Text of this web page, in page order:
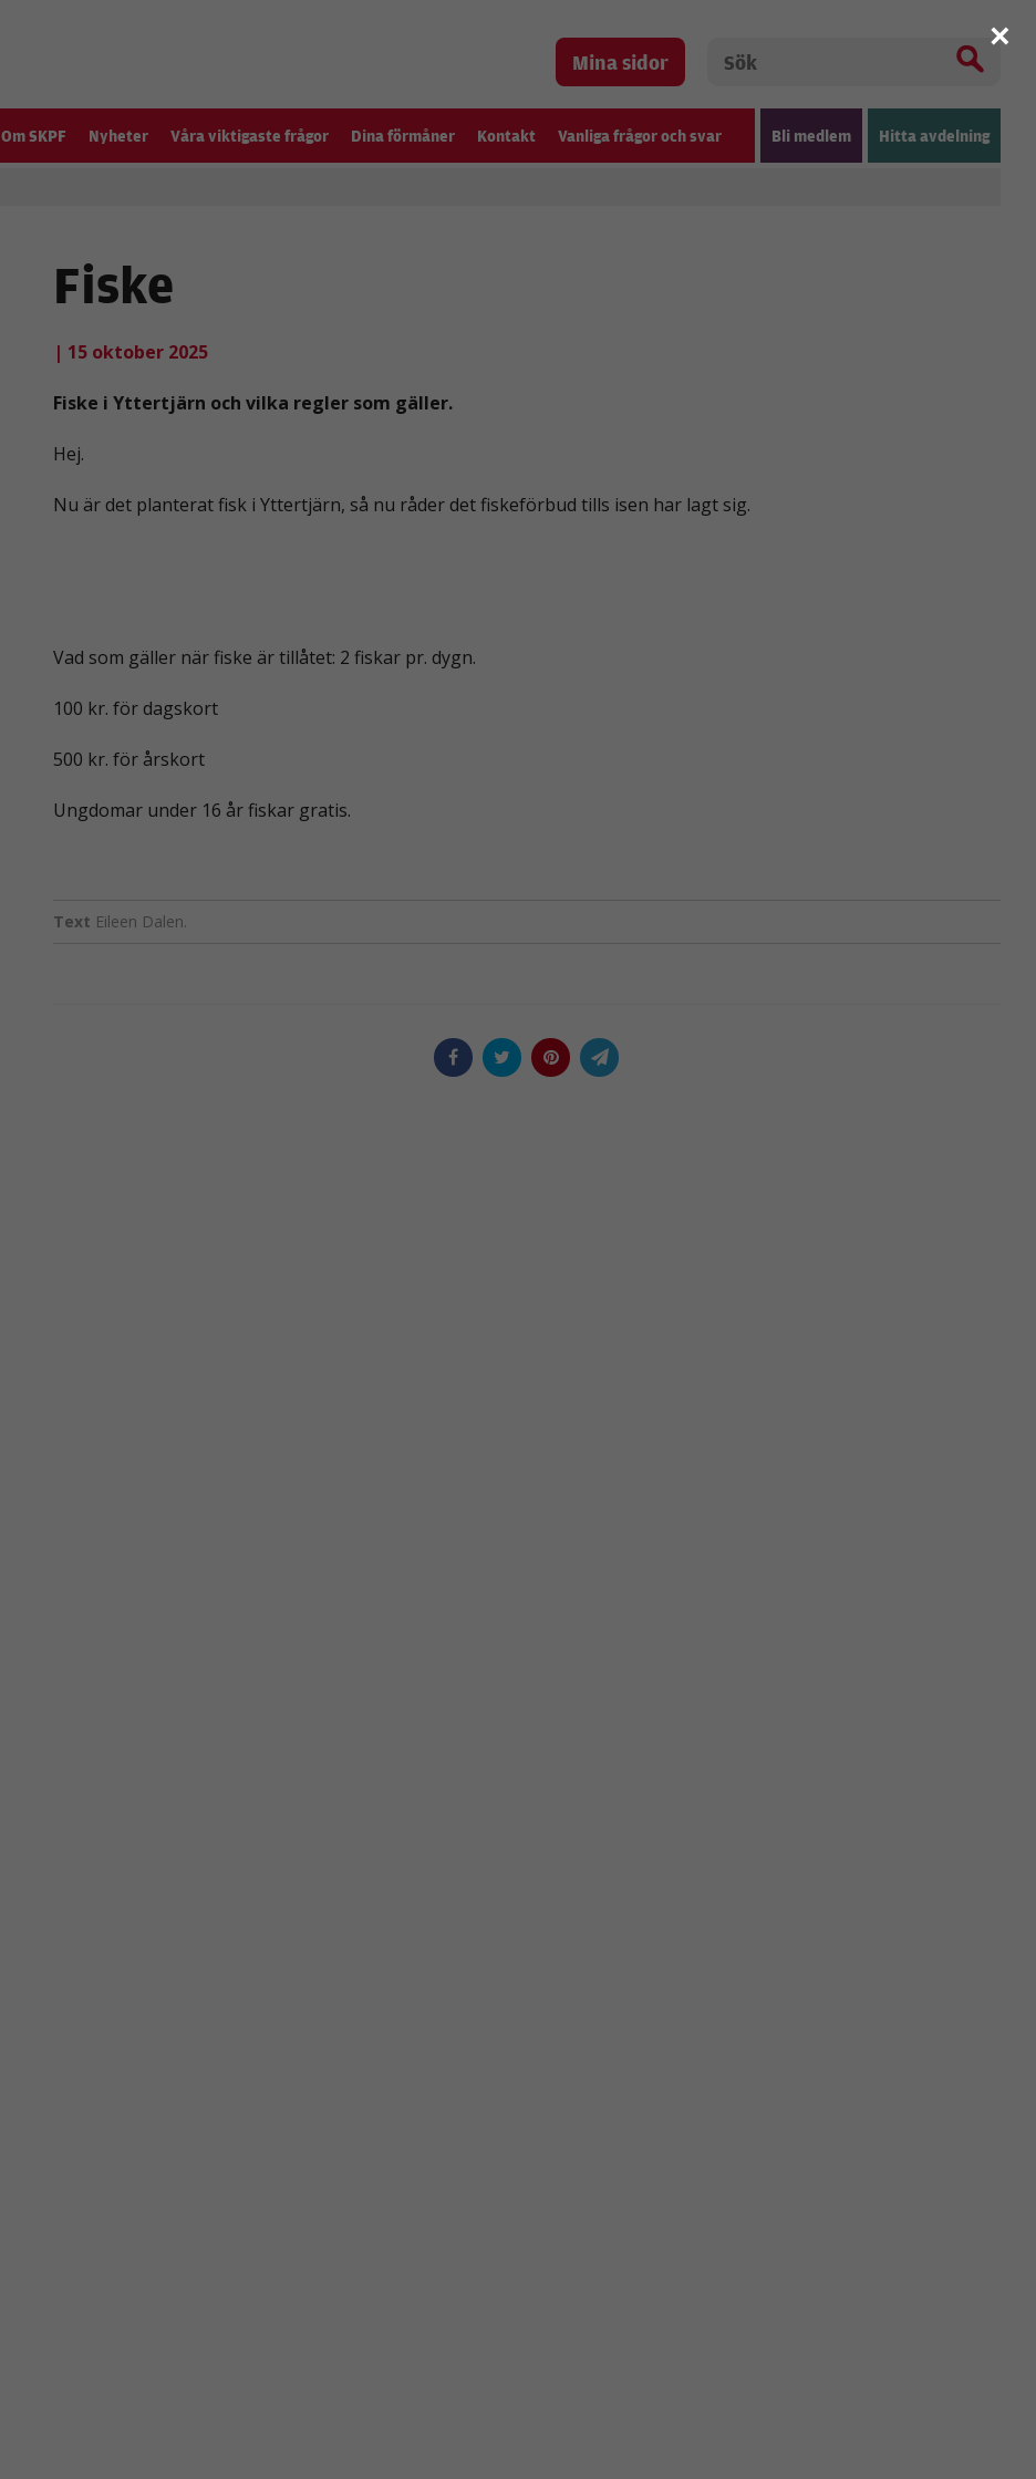
Mina sidor
Om SKPF Nyheter Våra viktigaste frågor Dina förmåner Kontakt Vanliga frågor och svar Bli medlem Hitta avdelning
Fiske
| 15 oktober 2025
Fiske i Yttertjärn och vilka regler som gäller.
Hej.
Nu är det planterat fisk i Yttertjärn, så nu råder det fiskeförbud tills isen har lagt sig.
Vad som gäller när fiske är tillåtet: 2 fiskar pr. dygn.
100 kr. för dagskort
500 kr. för årskort
Ungdomar under 16 år fiskar gratis.
Text Eileen Dalen.
×